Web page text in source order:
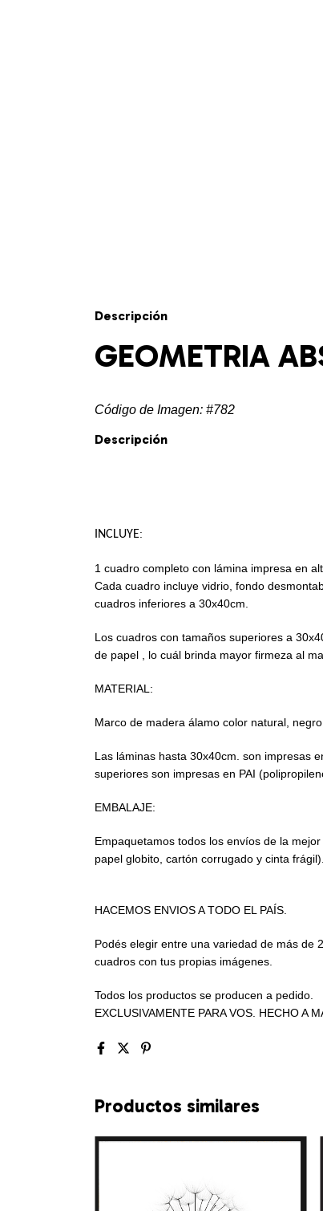
Descripción
GEOMETRIA
Código de Imagen: #782
Descripción
INCLUYE:
1 cuadro completo con lámina impresa en
Cada cuadro incluye vidrio, fondo
cuadros inferiores a 30x40cm.
Los cuadros con tamaños superiores a
de papel , lo cuál brinda mayor firmeza al
MATERIAL:
Marco de madera álamo color natural,
Las láminas hasta 30x40cm. son impresas
superiores son impresas en PAI
EMBALAJE:
Empaquetamos todos los envíos de la
papel globito, cartón corrugado y cinta frágil).
HACEMOS ENVIOS A TODO EL PAÍS.
Podés elegir entre una variedad de más de
cuadros con tus propias imágenes.
Todos los productos se producen a pedido.
EXCLUSIVAMENTE PARA VOS. HECHO A
Productos similares